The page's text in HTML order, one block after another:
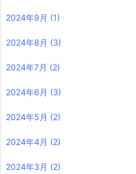
2024年9月 (1)
2024年8月 (3)
2024年7月 (2)
2024年6月 (3)
2024年5月 (2)
2024年4月 (2)
2024年3月 (2)